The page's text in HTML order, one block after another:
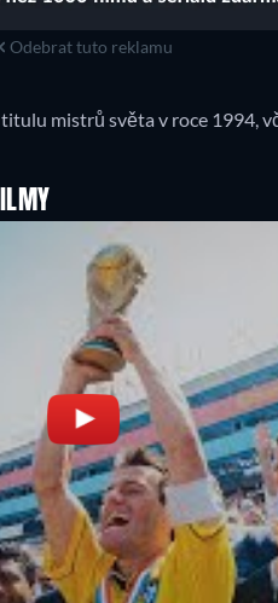
Odebrat tuto reklamu
mistrů světa v roce 1994,